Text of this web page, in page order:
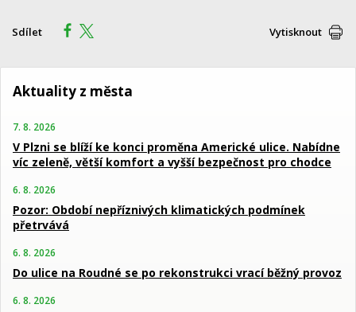
Sdílet Vytisknout
Aktuality z města
7. 8. 2026
V Plzni se blíží ke konci proměna Americké ulice. Nabídne
víc zeleně, větší komfort a vyšší bezpečnost pro chodce
6. 8. 2026
Pozor: Období nepříznivých klimatických podmínek
přetrvává
6. 8. 2026
Do ulice na Roudné se po rekonstrukci vrací běžný provoz
6. 8. 2026